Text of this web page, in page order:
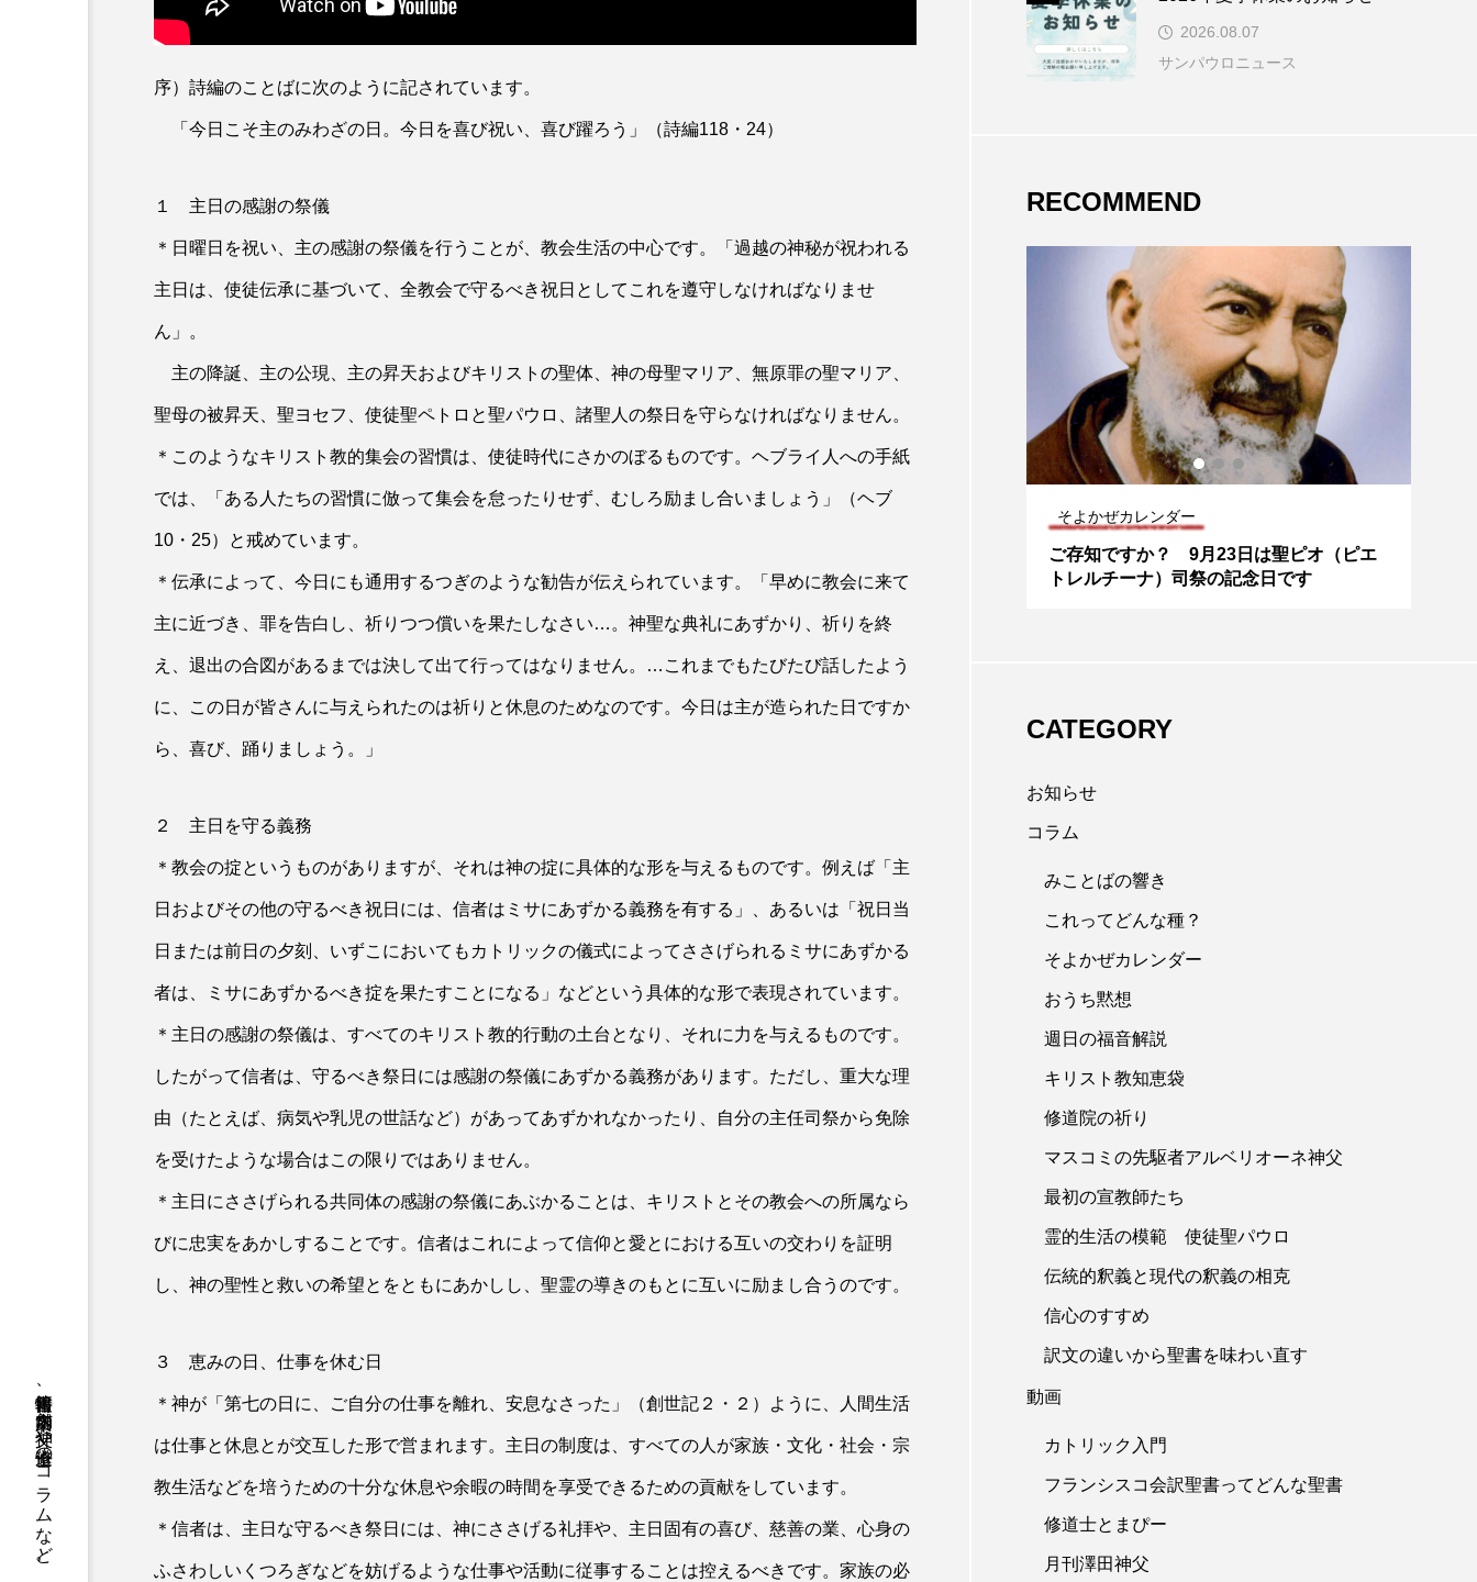
書籍情報、店舗案内、神父や修道士のコラムなど。
序）詩編のことばに次のように記されています。
「今日こそ主のみわざの日。今日を喜び祝い、喜び躍ろう」（詩編118・24）
１ 主日の感謝の祭儀
＊日曜日を祝い、主の感謝の祭儀を行うことが、教会生活の中心です。「過越の神秘が祝われる
主日は、使徒伝承に基づいて、全教会で守るべき祝日としてこれを遵守しなければなりませ
ん」。
主の降誕、主の公現、主の昇天およびキリストの聖体、神の母聖マリア、無原罪の聖マリア、
聖母の被昇天、聖ヨセフ、使徒聖ペトロと聖パウロ、諸聖人の祭日を守らなければなりません。
＊このようなキリスト教的集会の習慣は、使徒時代にさかのぼるものです。ヘブライ人への手紙
では、「ある人たちの習慣に倣って集会を怠ったりせず、むしろ励まし合いましょう」（ヘブ
10・25）と戒めています。
＊伝承によって、今日にも通用するつぎのような勧告が伝えられています。「早めに教会に来て
主に近づき、罪を告白し、祈りつつ償いを果たしなさい…。神聖な典礼にあずかり、祈りを終
え、退出の合図があるまでは決して出て行ってはなりません。…これまでもたびたび話したよう
に、この日が皆さんに与えられたのは祈りと休息のためなのです。今日は主が造られた日ですか
ら、喜び、踊りましょう。」
２ 主日を守る義務
＊教会の掟というものがありますが、それは神の掟に具体的な形を与えるものです。例えば「主
日およびその他の守るべき祝日には、信者はミサにあずかる義務を有する」、あるいは「祝日当
日または前日の夕刻、いずこにおいてもカトリックの儀式によってささげられるミサにあずかる
者は、ミサにあずかるべき掟を果たすことになる」などという具体的な形で表現されています。
＊主日の感謝の祭儀は、すべてのキリスト教的行動の土台となり、それに力を与えるものです。
したがって信者は、守るべき祭日には感謝の祭儀にあずかる義務があります。ただし、重大な理
由（たとえば、病気や乳児の世話など）があってあずかれなかったり、自分の主任司祭から免除
を受けたような場合はこの限りではありません。
＊主日にささげられる共同体の感謝の祭儀にあぶかることは、キリストとその教会への所属なら
びに忠実をあかしすることです。信者はこれによって信仰と愛とにおける互いの交わりを証明
し、神の聖性と救いの希望とをともにあかしし、聖霊の導きのもとに互いに励まし合うのです。
３ 恵みの日、仕事を休む日
＊神が「第七の日に、ご自分の仕事を離れ、安息なさった」（創世記２・２）ように、人間生活
は仕事と休息とが交互した形で営まれます。主日の制度は、すべての人が家族・文化・社会・宗
教生活などを培うための十分な休息や余暇の時間を享受できるための貢献をしています。
＊信者は、主日な守るべき祭日には、神にささげる礼拝や、主日固有の喜び、慈善の業、心身の
ふさわしいくつろぎなどを妨げるような仕事や活動に従事することは控えるべきです。家族の必
2026.08.07
サンパウロニュース
RECOMMEND
見て、信じるという種 復活の主日（ヨハ
ネ20・1〜9）
トレルチーナ）司祭の記念日です
マスコミの先駆者アルベリオーネ神父
81. 師イエスへの信心（パウロ家族の霊性
の特徴）――マスコミの先駆者アルベリオ
CATEGORY
お知らせ
コラム
みことばの響き
これってどんな種？
そよかぜカレンダー
おうち黙想
週日の福音解説
キリスト教知恵袋
修道院の祈り
マスコミの先駆者アルベリオーネ神父
最初の宣教師たち
霊的生活の模範 使徒聖パウロ
伝統的釈義と現代の釈義の相克
信心のすすめ
訳文の違いから聖書を味わい直す
動画
カトリック入門
フランシスコ会訳聖書ってどんな聖書
修道士とまぴー
月刊澤田神父